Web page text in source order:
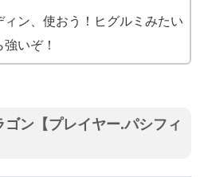
ィン、使おう！ヒグルミみたい
いぞ！
ゴン【プレイヤー.パシフィ